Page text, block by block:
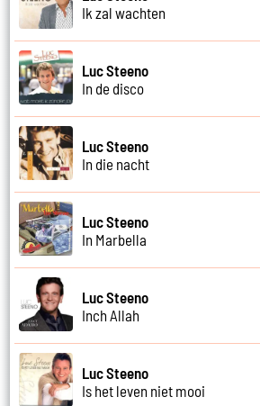
Ik zal wachten
Luc Steeno
In de disco
Luc Steeno
In die nacht
Luc Steeno
In Marbella
Luc Steeno
Inch Allah
Luc Steeno
Is het leven niet mooi